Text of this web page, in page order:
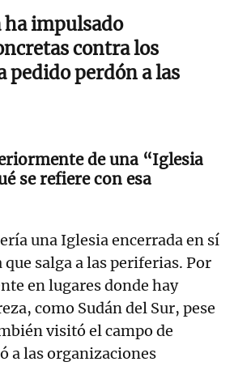
ha impulsado
contra los
pedido perdón a las
de una “Iglesia
se refiere con esa
una Iglesia encerrada en sí
salga a las periferias. Por
en lugares donde hay
como Sudán del Sur, pese
visitó el campo de
a las organizaciones